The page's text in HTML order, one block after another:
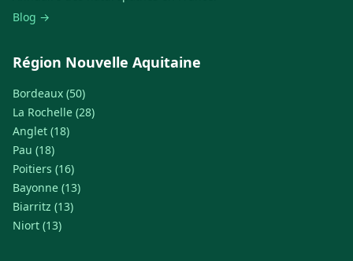
Blog →
Région Nouvelle Aquitaine
Bordeaux (50)
La Rochelle (28)
Anglet (18)
Pau (18)
Poitiers (16)
Bayonne (13)
Biarritz (13)
Niort (13)